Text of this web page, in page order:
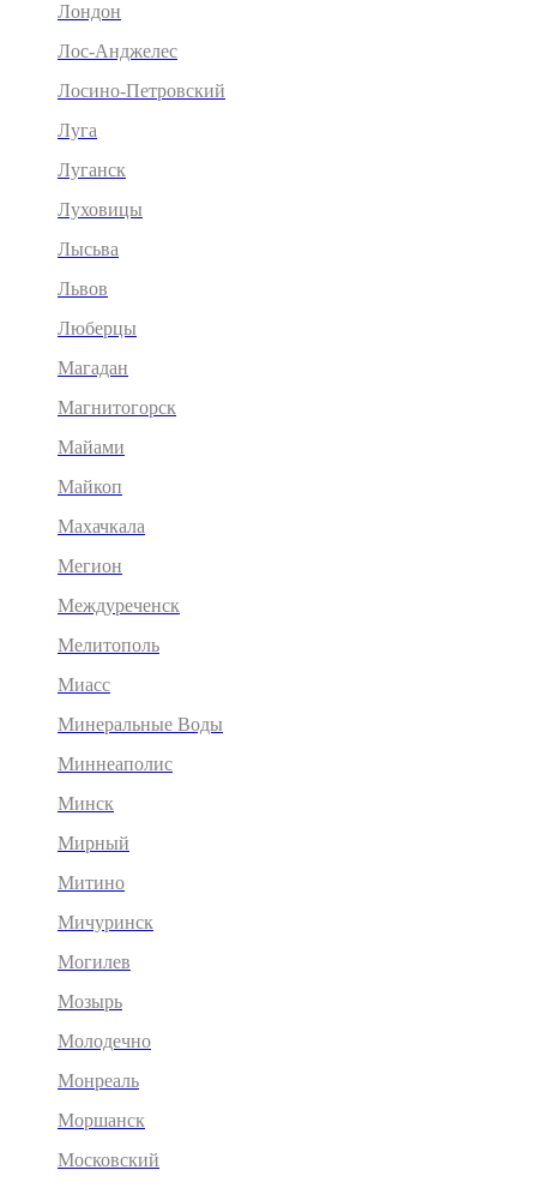
Лондон
Лос-Анджелес
Лосино-Петровский
Луга
Луганск
Луховицы
Лысьва
Львов
Люберцы
Магадан
Магнитогорск
Майами
Майкоп
Махачкала
Мегион
Междуреченск
Мелитополь
Миасс
Минеральные Воды
Миннеаполис
Минск
Мирный
Митино
Мичуринск
Могилев
Мозырь
Молодечно
Монреаль
Моршанск
Московский